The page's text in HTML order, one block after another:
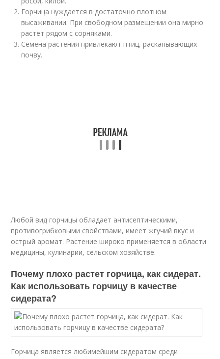
Горчица нуждается в достаточно плотном
высаживании. При свободном размещении она мирно
растет рядом с сорняками.
Семена растения привлекают птиц, раскапывающих
почву.
Любой вид горчицы обладает антисептическими,
противогрибковыми свойствами, имеет жгучий вкус и
острый аромат. Растение широко применяется в области
медицины, кулинарии, сельском хозяйстве.
Почему плохо растет горчица, как сидерат.
Как использовать горчицу в качестве
сидерата?
Горчица является любимейшим сидератом среди